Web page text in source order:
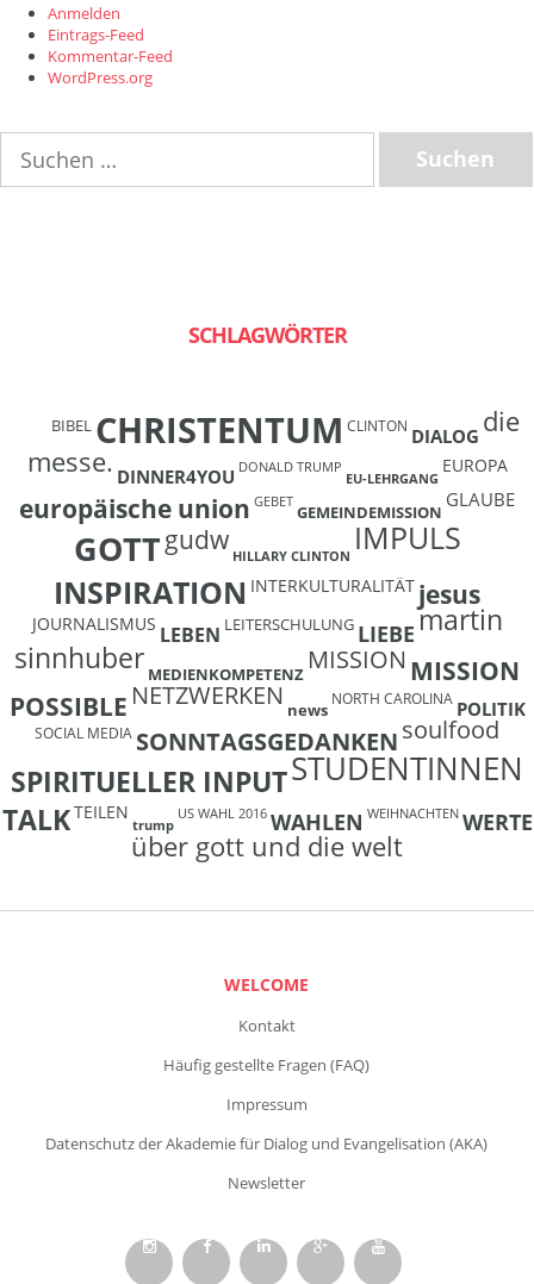
Anmelden
Eintrags-Feed
Kommentar-Feed
WordPress.org
nach:
SCHLAGWÖRTER
BIBEL CHRISTENTUM CLINTON DIALOG die
messe. DINNER4YOU DONALD TRUMP
EU-LEHRGANG
EUROPA
europäische union GEBET GEMEINDEMISSION
GLAUBE
GOTTgudw HILLARY CLINTON IMPULS
INSPIRATION INTERKULTURALITÄT jesus
JOURNALISMUS LEBEN LEITERSCHULUNG LIEBEmartin
sinnhuber MEDIENKOMPETENZ MISSION MISSION
POSSIBLE NETZWERKEN news
NORTH CAROLINA POLITIK
SOCIAL MEDIA SONNTAGSGEDANKENsoulfood
SPIRITUELLER INPUTSTUDENTINNEN
TALKTEILEN
trump
US WAHL 2016 WAHLEN WEIHNACHTEN WERTE
über gott und die welt
WELCOME
Kontakt
Häufig gestellte Fragen (FAQ)
Impressum
Datenschutz der Akademie für Dialog und Evangelisation (AKA)
Newsletter